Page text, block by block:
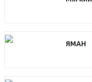
ЯМАН